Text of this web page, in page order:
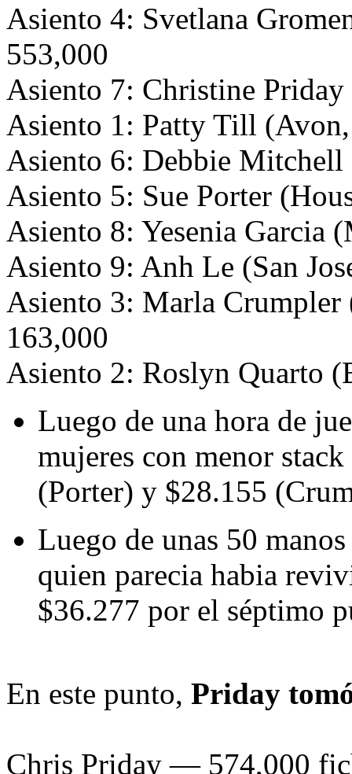
Asiento 4: Svetlana
553,000
Asiento 7: Christine
Asiento 1: Patty Till
Asiento 6: Debbie
Asiento 5: Sue Porter
Asiento 8: Yesenia Garcia
Asiento 9: Anh Le (San
Asiento 3: Marla
163,000
Asiento 2: Roslyn Quarto
Luego de una hora de
mujeres con menor
(Porter) y $28.155
Luego de unas 50
quien parecia habia
$36.277 por el séptimo
En este punto, Priday
Chris Priday — 574,000